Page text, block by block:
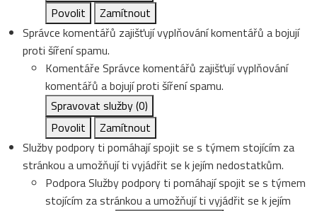
Povolit
Zamítnout
Správce komentářů zajišťují vyplňování komentářů a bojují
proti šíření spamu.
Komentáře Správce komentářů zajišťují vyplňování
komentářů a bojují proti šíření spamu.
Spravovat služby(0)
Povolit
Zamítnout
Služby podpory ti pomáhají spojit se s týmem stojícím za
stránkou a umožňují ti vyjádřit se k jejím nedostatkům.
PodporaSlužby podpory ti pomáhají spojit se s týmem
stojícím za stránkou a umožňují ti vyjádřit se k jejím